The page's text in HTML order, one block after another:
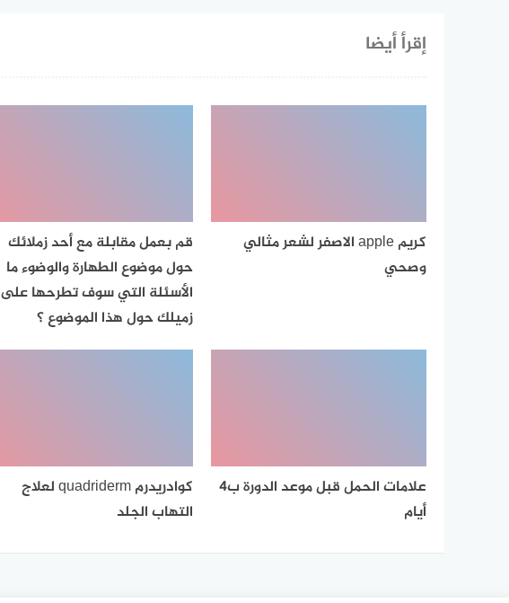
إقرأ أيضا
كريم apple الاصفر لشعر مثالي
وصحي
قم بعمل مقابلة مع أحد زملائك
حول موضوع الطهارة والوضوء ما
الأسئلة التي سوف تطرحها على
زميلك حول هذا الموضوع ؟
علامات الحمل قبل موعد الدورة ب4
أيام
كوادريدرم quadriderm لعلاج
التهاب الجلد